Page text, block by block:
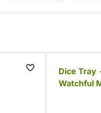
Dice Tray
Watchful